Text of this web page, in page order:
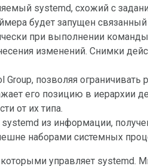
systemd, схожий с
будет запущен
при выполнении
изменений. Снимки
Group, позволяя
его позицию в иерархии
от их типа.
из информации,
наборами системных